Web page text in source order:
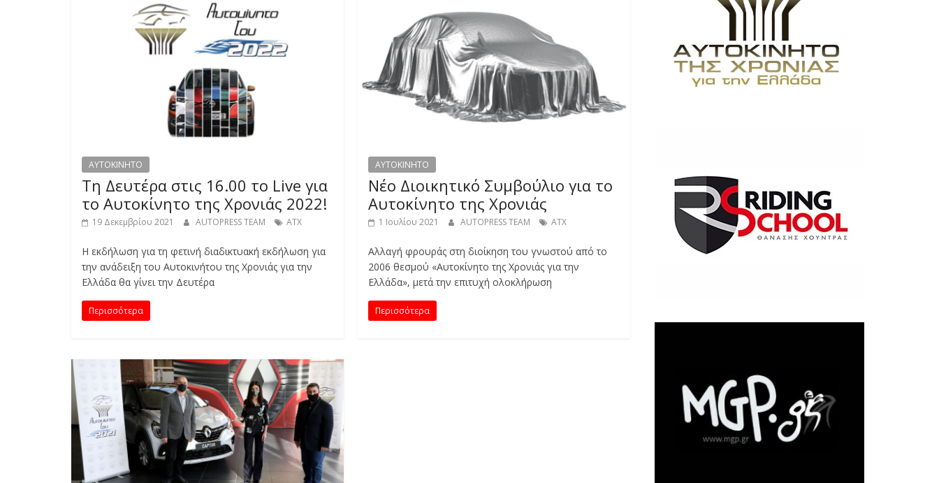
AYTOKINHTO
Τη Δευτέρα στις 16.00 το Live για
το Αυτοκίνητο της Χρονιάς 2022!
19 Δεκεμβρίου 2021 AUTOPRESS TEAM ΑΤΧ
Η εκδήλωση για τη φετινή διαδικτυακή εκδήλωση για
την ανάδειξη του Αυτοκινήτου της Χρονιάς για την
Ελλάδα θα γίνει την Δευτέρα
Περισσότερα
AYTOKINHTO
Νέο Διοικητικό Συμβούλιο για το
Αυτοκίνητο της Χρονιάς
1 Ιουλίου 2021 AUTOPRESS TEAM ΑΤΧ
Αλλαγή φρουράς στη διοίκηση του γνωστού από το
2006 θεσμού «Αυτοκίνητο της Χρονιάς για την
Ελλάδα», μετά την επιτυχή ολοκλήρωση
Περισσότερα